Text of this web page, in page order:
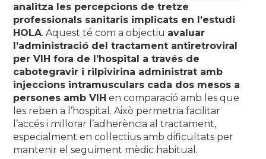
analitza les percepcions de tretze
professionals sanitaris implicats en l’estudi
HOLA. Aquest té com a objectiu avaluar
l’administració del tractament antiretroviral
per VIH fora de l’hospital a través de
cabotegravir i rilpivirina administrat amb
injeccions intramusculars cada dos mesos a
persones amb VIH en comparació amb les que
les reben a l’hospital. Això permetria facilitar
l’accés i millorar l’adherència al tractament,
especialment en col·lectius amb dificultats per
mantenir el seguiment mèdic habitual.